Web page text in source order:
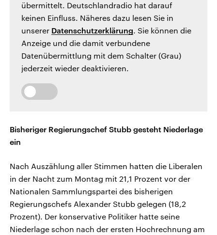
übermittelt. Deutschlandradio hat darauf
keinen Einfluss. Näheres dazu lesen Sie in
unserer Datenschutzerklärung. Sie können die
Anzeige und die damit verbundene
Datenübermittlung mit dem Schalter (Grau)
jederzeit wieder deaktivieren.
Bisheriger Regierungschef Stubb gesteht Niederlage
ein
Nach Auszählung aller Stimmen hatten die Liberalen
in der Nacht zum Montag mit 21,1 Prozent vor der
Nationalen Sammlungspartei des bisherigen
Regierungschefs Alexander Stubb gelegen (18,2
Prozent). Der konservative Politiker hatte seine
Niederlage schon nach der ersten Hochrechnung am